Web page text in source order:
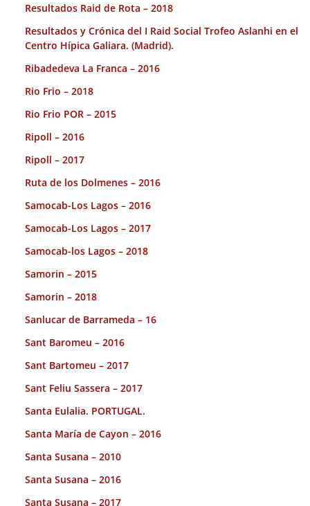
Resultados Raid de Rota – 2018
Resultados y Crónica del I Raid Social Trofeo Aslanhi en el
Centro Hípica Galiara. (Madrid).
Ribadedeva La Franca – 2016
Rio Frio – 2018
Rio Frio POR – 2015
Ripoll – 2016
Ripoll – 2017
Ruta de los Dolmenes – 2016
Samocab-Los Lagos – 2016
Samocab-Los Lagos – 2017
Samocab-los Lagos – 2018
Samorin – 2015
Samorin – 2018
Sanlucar de Barrameda – 16
Sant Baromeu – 2016
Sant Bartomeu – 2017
Sant Feliu Sassera – 2017
Santa Eulalia. PORTUGAL.
Santa María de Cayon – 2016
Santa Susana – 2010
Santa Susana – 2016
Santa Susana – 2017